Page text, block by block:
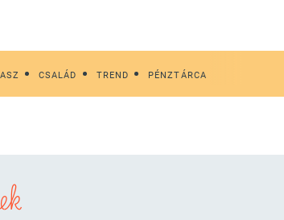
CSALÁD TREND PÉNZTÁRCA